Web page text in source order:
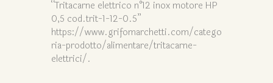
“Tritacarne elettrico n°12 inox motore HP
0,5 cod.trit-1-12-0.5”
https://www.grifomarchetti.com/catego
ria-prodotto/alimentare/tritacarne-
elettrici/.